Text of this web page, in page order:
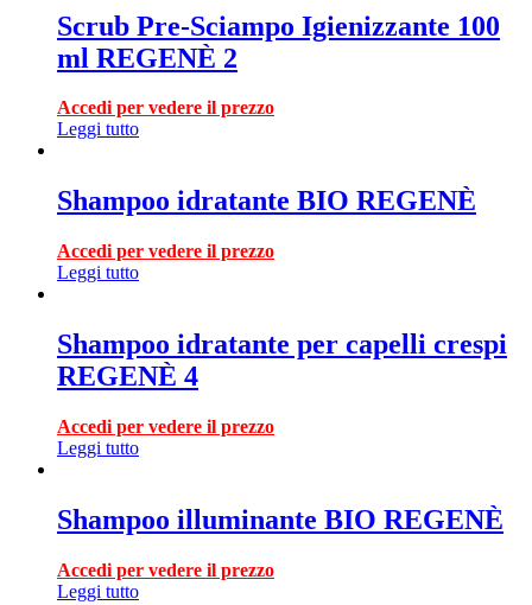
Scrub Pre-Sciampo Igienizzante 100
ml REGENÈ 2
Accedi per vedere il prezzo
Leggi tutto
Shampoo idratante BIO REGENÈ
Accedi per vedere il prezzo
Leggi tutto
Shampoo idratante per capelli crespi
REGENÈ 4
Accedi per vedere il prezzo
Leggi tutto
Shampoo illuminante BIO REGENÈ
Accedi per vedere il prezzo
Leggi tutto